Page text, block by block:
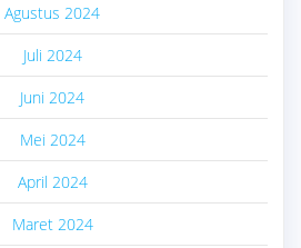
Agustus 2024
Juli 2024
Juni 2024
Mei 2024
April 2024
Maret 2024